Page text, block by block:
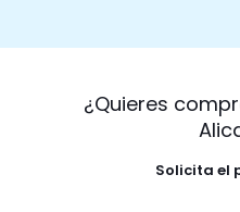
¿Quieres
Solicita el